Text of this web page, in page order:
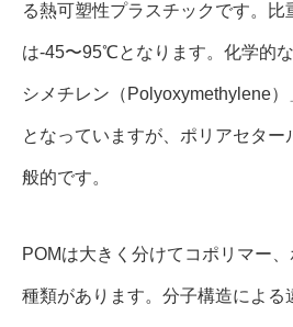
る熱可塑性プラスチックです。比
は-45〜95℃となります。化学的
シメチレン（Polyoxymethylene
となっていますが、ポリアセター
般的です。
POMは大きく分けてコポリマー
種類があります。分子構造による